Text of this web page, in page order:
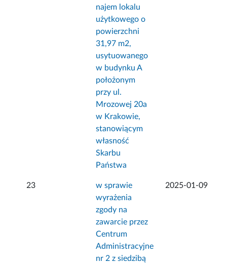
najem lokalu
użytkowego o
powierzchni
31,97 m2,
usytuowanego
w budynku A
położonym
przy ul.
Mrozowej 20a
w Krakowie,
stanowiącym
własność
Skarbu
Państwa
23
w sprawie
wyrażenia
zgody na
zawarcie przez
Centrum
Administracyjne
nr 2 z siedzibą
2025-01-09